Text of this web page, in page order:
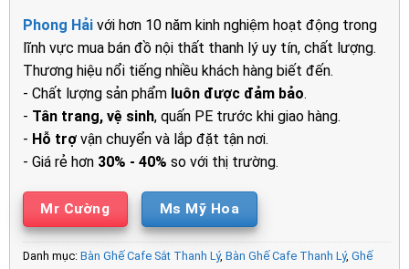
là:
1.500.000₫.
tại
là:
850.000₫.
Phong Hảivới hơn 10 năm kinh nghiệm hoạt động trong
lĩnh vực mua bán đồ nội thất thanh lý uy tín, chất lượng.
Thương hiệu nổi tiếng nhiều khách hàng biết đến.
- Chất lượng sản phẩm luôn được đảm bảo.
- Tân trang, vệ sinh, quấn PE trước khi giao hàng.
- Hỗ trợvận chuyển và lắp đặt tận nơi.
- Giá rẻ hơn 30% - 40% so với thị trường.
Mr Cường Ms Mỹ Hoa
Danh mục: Bàn Ghế Cafe Sắt Thanh Lý, Bàn Ghế Cafe Thanh Lý, Ghế